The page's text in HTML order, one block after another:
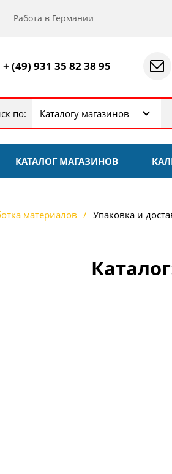
Работа в Германии
+ (49) 931 35 82 38 95
по: Каталогу магазинов
КАТАЛОГ МАГАЗИНОВ
материалов Упаковка и